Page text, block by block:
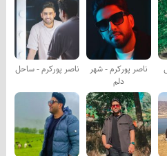
ناصر پورکرم - شهر
دلم
ناصر پورکرم - ساحل